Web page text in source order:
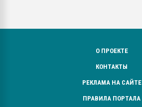
О ПРОЕКТЕ
КОНТАКТЫ
РЕКЛАМА НА САЙТЕ
ПРАВИЛА ПОРТАЛА